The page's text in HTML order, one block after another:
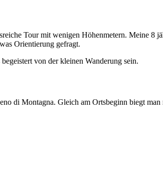
Tour mit wenigen Höhenmetern. Meine 8
Orientierung gefragt.
von der kleinen Wanderung sein.
di Montagna. Gleich am Ortsbeginn biegt